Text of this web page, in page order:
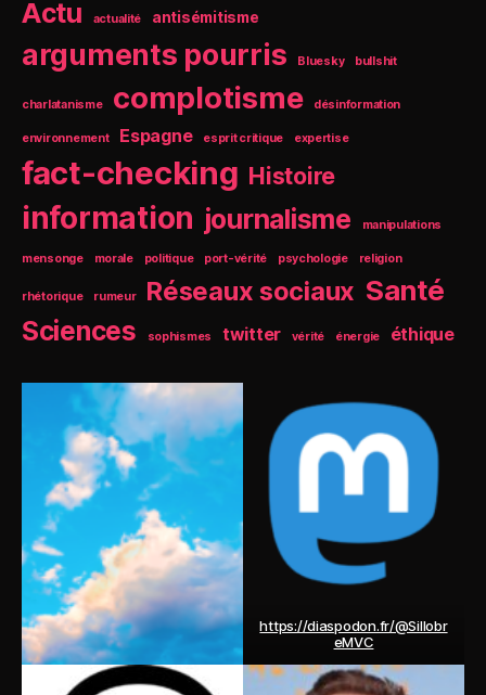
Actu actualité antisémitisme
arguments pourris Bluesky bullshit
charlatanisme complotisme désinformation
environnement Espagne esprit critique expertise
fact-checking Histoire
information journalisme manipulations
mensonge morale politique port-vérité psychologie religion
rhétorique rumeur Réseaux sociaux Santé
Sciences sophismes twitter vérité énergie éthique
https://diaspodon.fr/@Sillobr
eMVC